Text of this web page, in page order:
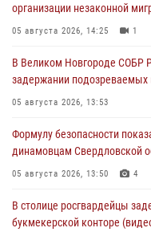
организации незаконной
05 августа 2026, 14:25 1
В Великом Новгороде СОБР
задержании подозреваемых
05 августа 2026, 13:53
Формулу безопасности
динамовцам Свердловской
05 августа 2026, 13:50 4
В столице росгвардейцы
букмекерской конторе